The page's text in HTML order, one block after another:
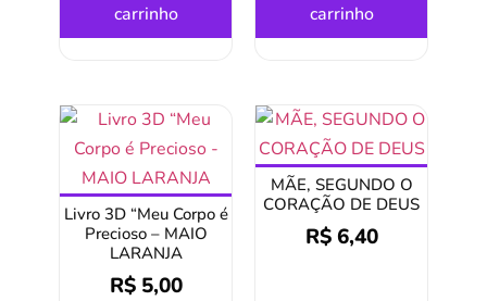
carrinho
carrinho
Livro 3D “Meu Corpo é
Precioso – MAIO
LARANJA
R$5,00
MÃE, SEGUNDO O
CORAÇÃO DE DEUS
R$6,40